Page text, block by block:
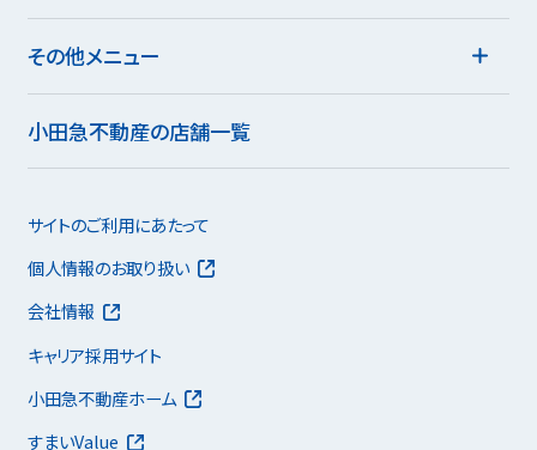
その他メニュー
小田急不動産の店舗一覧
サイトのご利用にあたって
個人情報のお取り扱い
会社情報
キャリア採用サイト
小田急不動産ホーム
すまいValue